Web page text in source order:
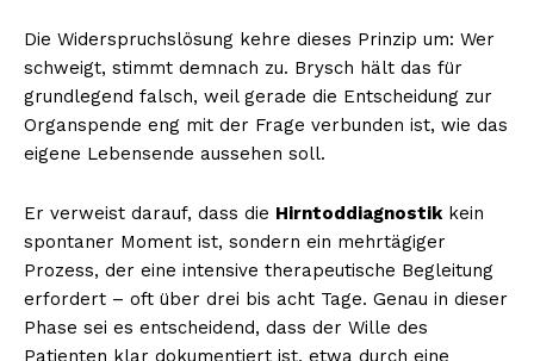
Die Widerspruchslösung kehre dieses Prinzip um: Wer
schweigt, stimmt demnach zu. Brysch hält das für
grundlegend falsch, weil gerade die Entscheidung zur
Organspende eng mit der Frage verbunden ist, wie das
eigene Lebensende aussehen soll.
Er verweist darauf, dass die Hirntoddiagnostikkein
spontaner Moment ist, sondern ein mehrtägiger
Prozess, der eine intensive therapeutische Begleitung
erfordert – oft über drei bis acht Tage. Genau in dieser
Phase sei es entscheidend, dass der Wille des
Patienten klar dokumentiert ist, etwa durch eine